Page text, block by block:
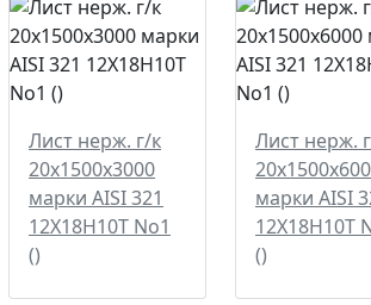
Лист нерж. г/к
20х1500х3000
марки AISI 321
12Х18Н10Т No1
()
Лист нерж.
марки AISI
12Х18Н10Т
()